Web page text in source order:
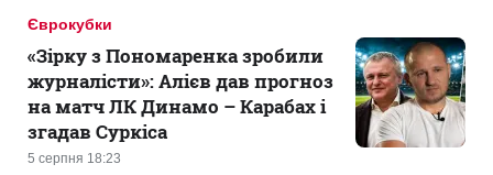
Єврокубки
5 серпня 18:23
«Зірку з Пономаренка зробили
журналісти»: Алієв дав прогноз
на матч ЛК Динамо – Карабах і
згадав Суркіса